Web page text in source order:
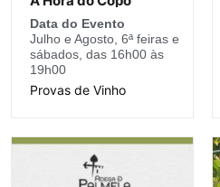
Data do Evento
Julho e Agosto, 6ª feiras e
sábados, das 16h00 às
19h00
Provas de Vinho